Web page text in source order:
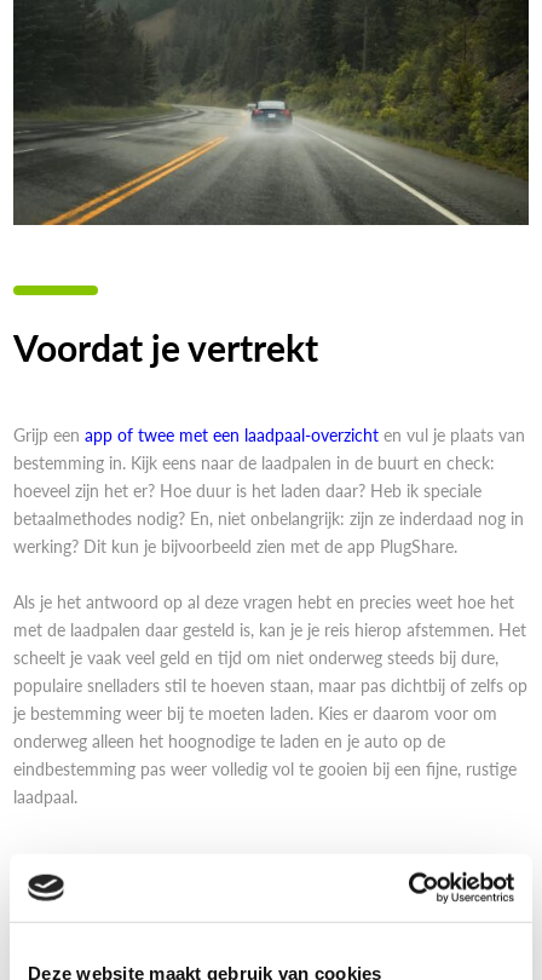
Deze website maakt gebruik van cookies
Voordat je vertrekt
Grijp eenapp of twee met een laadpaal-overzicht en vul je plaats van
bestemming in. Kijk eens naar de laadpalen in de buurt en check:
hoeveel zijn het er? Hoe duur is het laden daar? Heb ik speciale
betaalmethodes nodig? En, niet onbelangrijk: zijn ze inderdaad nog in
werking? Dit kun je bijvoorbeeld zien met de app PlugShare.
Als je het antwoord op al deze vragen hebt en precies weet hoe het
met de laadpalen daar gesteld is, kan je je reis hierop afstemmen. Het
scheelt je vaak veel geld en tijd om niet onderweg steeds bij dure,
populaire snelladers stil te hoeven staan, maar pas dichtbij of zelfs op
je bestemming weer bij te moeten laden. Kies er daarom voor om
onderweg alleen het hoognodige te laden en je auto op de
eindbestemming pas weer volledig vol te gooien bij een fijne, rustige
laadpaal.
Onderweg